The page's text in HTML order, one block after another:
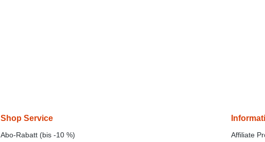
Shop Service
Abo-Rabatt (bis -10 %)
Affiliate